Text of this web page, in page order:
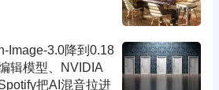
Image-3.0降到0.18
辑模型、NVIDIA
把AI混音拉进